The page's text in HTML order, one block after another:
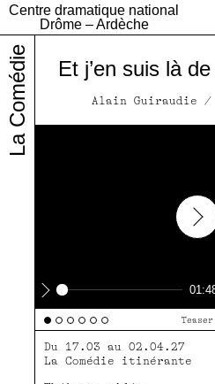
Centre dramatique national
Drôme – Ardèche Infos
Et j’en suis là
Alain Guiraudie /
Play
Teaser
Du 17.03 au 02.04.27
La Comédie itinérante
La Comédie